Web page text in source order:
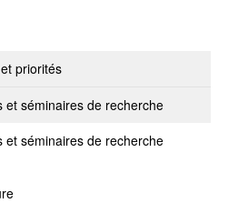
priorités
et séminaires de recherche
et séminaires de recherche